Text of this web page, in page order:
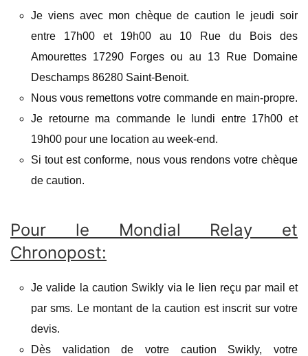
Je viens avec mon chèque de caution le jeudi soir
entre 17h00 et 19h00 au 10 Rue du Bois des
Amourettes 17290 Forges ou au 13 Rue Domaine
Deschamps 86280 Saint-Benoit.
Nous vous remettons votre commande en main-propre.
Je retourne ma commande le lundi entre 17h00 et
19h00 pour une location au week-end.
Si tout est conforme, nous vous rendons votre chèque
de caution.
Pour le Mondial Relay et
Chronopost:
Je valide la caution Swikly via le lien reçu par mail et
par sms. Le montant de la caution est inscrit sur votre
devis.
Dès validation de votre caution Swikly, votre